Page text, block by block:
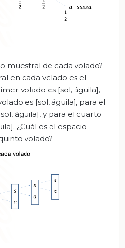
muestral de cada volado?
en cada volado es el
volado es [sol, águila],
es [sol, águila], para el
águila], y para el cuarto
¿Cuál es el espacio
volado?